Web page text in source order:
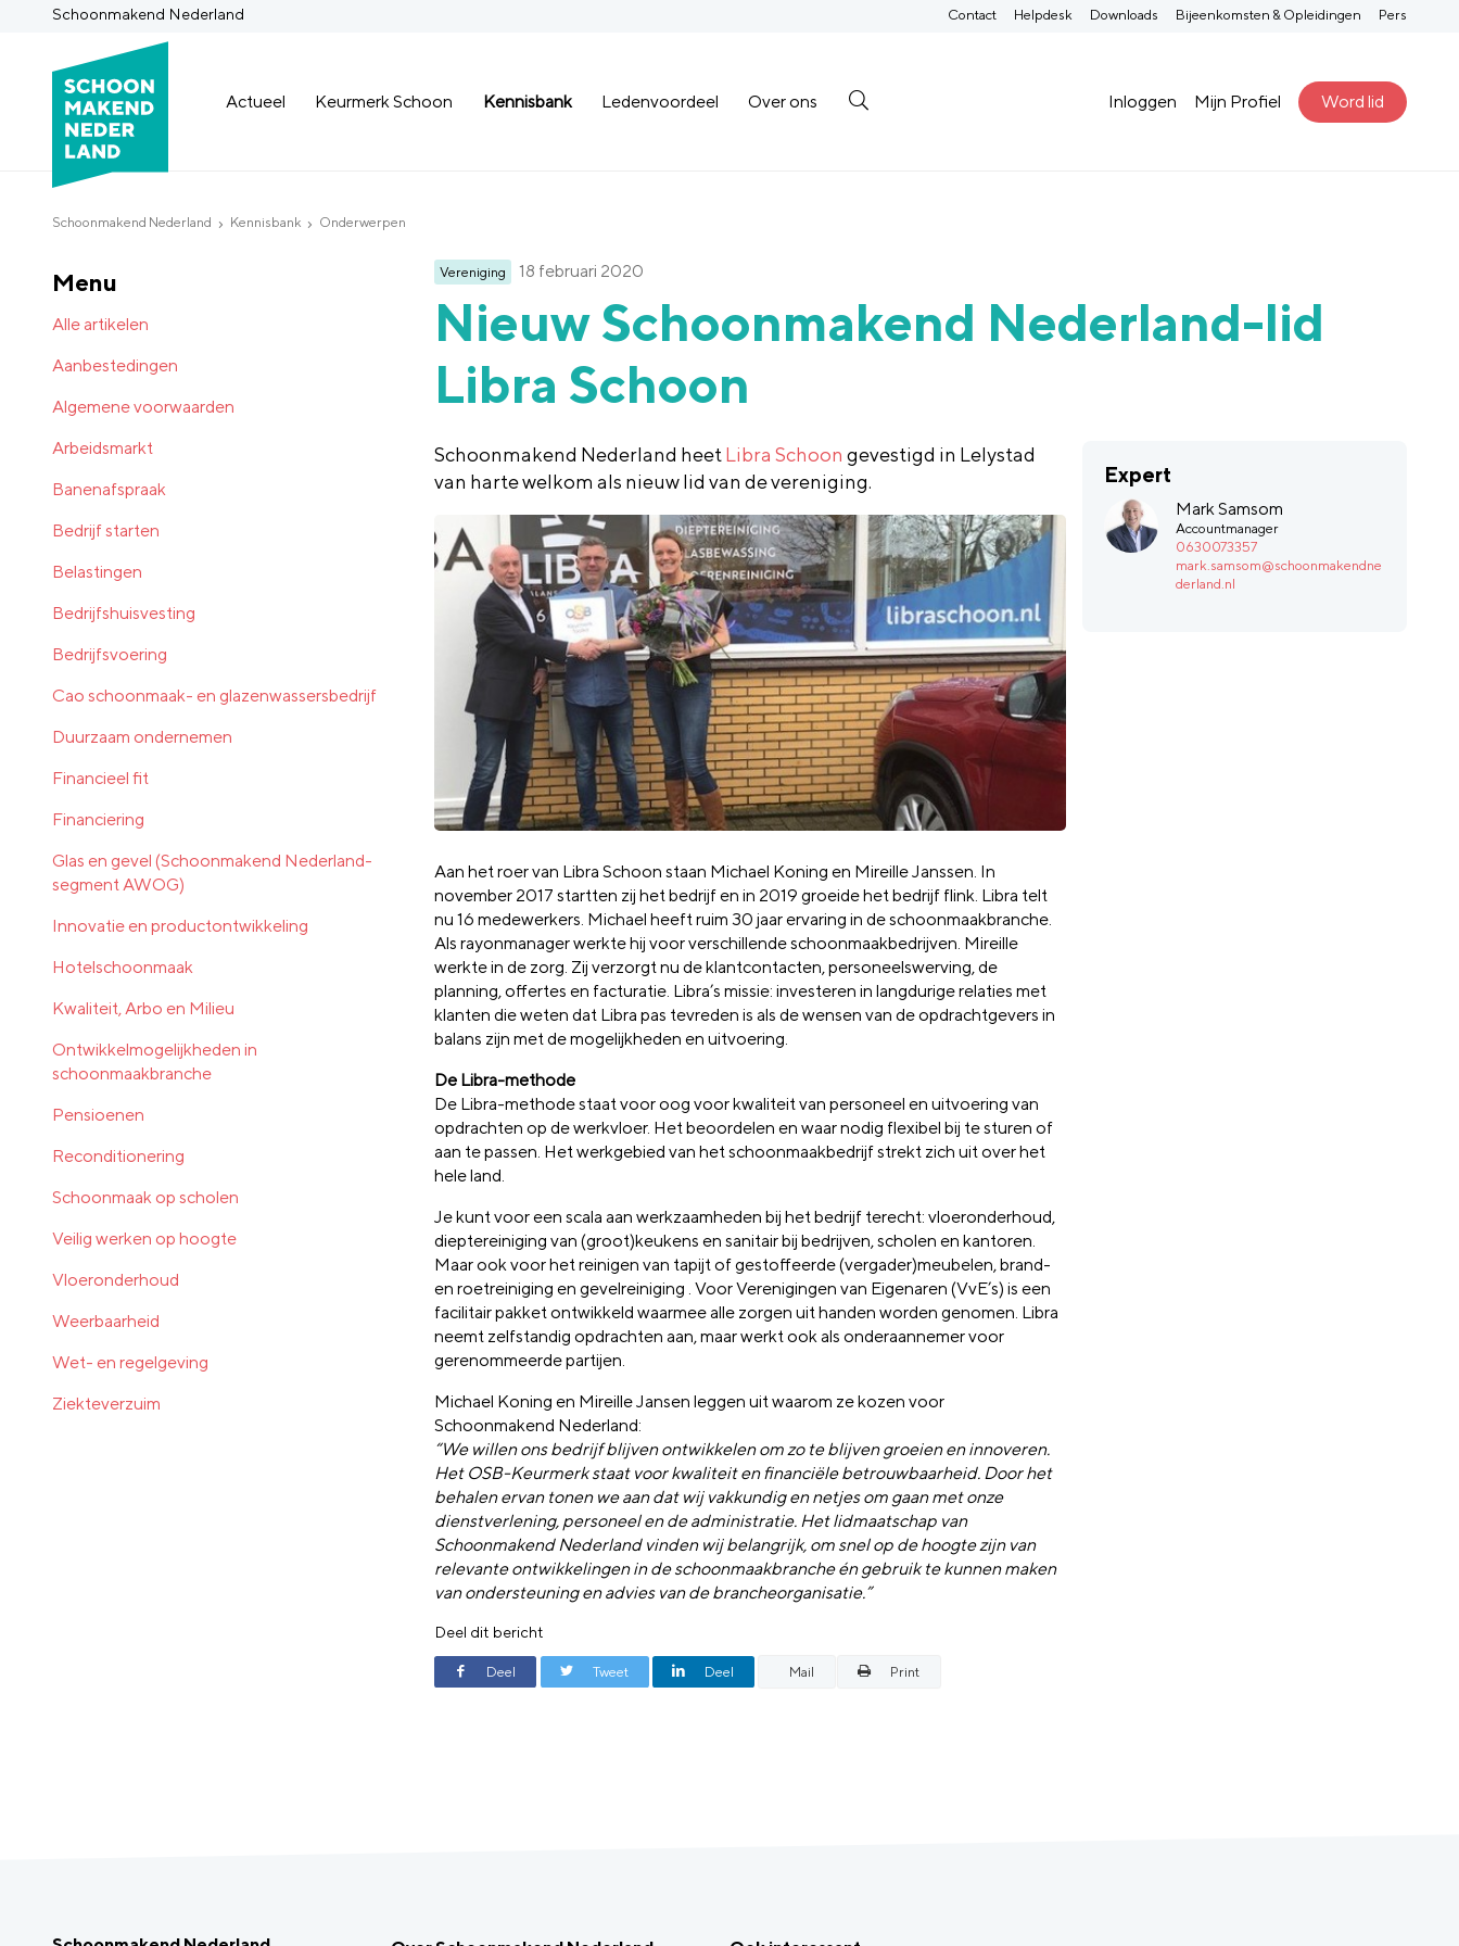
Schoonmakend Nederland
Actueel Keurmerk Schoon Kennisbank Ledenvoordeel Over ons Inloggen Mijn Profiel Word lid
Contact Helpdesk Downloads Bijeenkomsten & Opleidingen Pers
Schoonmakend Nederland Kennisbank Onderwerpen
Vereniging 18 februari 2020
Nieuw Schoonmakend Nederland-lid
Libra Schoon
Schoonmakend Nederland heetLibra Schoon gevestigd in Lelystad
van harte welkom als nieuw lid van de vereniging.
Expert
Mark Samsom
Accountmanager
0630073357
mark.samsom@schoonmakendne
derland.nl
Aan het roer van Libra Schoon staan Michael Koning en Mireille Janssen. In
november 2017 startten zij het bedrijf en in 2019 groeide het bedrijf flink. Libra telt
nu 16 medewerkers. Michael heeft ruim 30 jaar ervaring in de schoonmaakbranche.
Als rayonmanager werkte hij voor verschillende schoonmaakbedrijven. Mireille
werkte in de zorg. Zij verzorgt nu de klantcontacten, personeelswerving, de
planning, offertes en facturatie. Libra’s missie: investeren in langdurige relaties met
klanten die weten dat Libra pas tevreden is als de wensen van de opdrachtgevers in
balans zijn met de mogelijkheden en uitvoering.
De Libra-methode
De Libra-methode staat voor oog voor kwaliteit van personeel en uitvoering van
opdrachten op de werkvloer. Het beoordelen en waar nodig flexibel bij te sturen of
aan te passen. Het werkgebied van het schoonmaakbedrijf strekt zich uit over het
hele land.
Je kunt voor een scala aan werkzaamheden bij het bedrijf terecht: vloeronderhoud,
dieptereiniging van (groot)keukens en sanitair bij bedrijven, scholen en kantoren.
Maar ook voor het reinigen van tapijt of gestoffeerde (vergader)meubelen, brand-
en roetreiniging en gevelreiniging . Voor Verenigingen van Eigenaren (VvE’s) is een
facilitair pakket ontwikkeld waarmee alle zorgen uit handen worden genomen. Libra
neemt zelfstandig opdrachten aan, maar werkt ook als onderaannemer voor
gerenommeerde partijen.
Michael Koning en Mireille Jansen leggen uit waarom ze kozen voor
Schoonmakend Nederland:
“We willen ons bedrijf blijven ontwikkelen om zo te blijven groeien en innoveren.
Het OSB-Keurmerk staat voor kwaliteit en financiële betrouwbaarheid. Door het
behalen ervan tonen we aan dat wij vakkundig en netjes om gaan met onze
dienstverlening, personeel en de administratie. Het lidmaatschap van
Schoonmakend Nederland vinden wij belangrijk, om snel op de hoogte zijn van
relevante ontwikkelingen in de schoonmaakbranche én gebruik te kunnen maken
van ondersteuning en advies van de brancheorganisatie.”
Deel dit bericht
Deel Tweet Deel Mail Print
Menu
Alle artikelen
Aanbestedingen
Algemene voorwaarden
Arbeidsmarkt
Banenafspraak
Bedrijf starten
Belastingen
Bedrijfshuisvesting
Bedrijfsvoering
Cao schoonmaak- en glazenwassersbedrijf
Duurzaam ondernemen
Financieel fit
Financiering
Glas en gevel (Schoonmakend Nederland-
segment AWOG)
Innovatie en productontwikkeling
Hotelschoonmaak
Kwaliteit, Arbo en Milieu
Ontwikkelmogelijkheden in
schoonmaakbranche
Pensioenen
Reconditionering
Schoonmaak op scholen
Veilig werken op hoogte
Vloeronderhoud
Weerbaarheid
Wet- en regelgeving
Ziekteverzuim